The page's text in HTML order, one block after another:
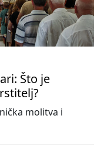
Što je
molitva i